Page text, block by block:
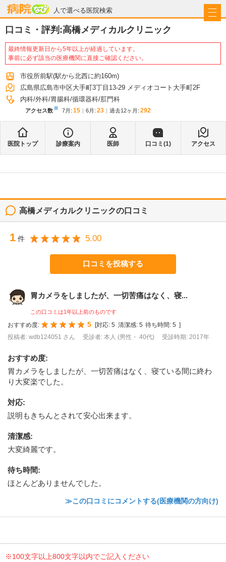
人で選べる医院検索
病院なび
口コミ・評判:高橋メディカルクリニック
最終情報更新日から5年以上が経過しています。
事前に必ず該当の医療機関に直接ご確認ください。
市役所前駅(駅から北西に約160m)
広島県広島市中区大手町3丁目13-29 メディオコート大手町2F
内科 外科 胃腸科 循環器科 肛門科
アクセス数※ 7月 : 15 6月 : 23 過去12ヶ月: 292
医院トップ 診療案内 医師 口コミ(1) アクセス
高橋メディカルクリニックの口コミ
1 件 5.00
口コミを投稿する
胃カメラをしましたが、一切苦痛はなく、寝...
この口コミは1年以上前のものです
おすすめ度: 5 [対応: 5 清潔感: 5 待ち時間: 5 ]
投稿者: wdb124051 さん
受診者: 本人 (男性・ 40代) 受診時期: 2017年
おすすめ度:
胃カメラをしましたが、一切苦痛はなく、寝ている間に終わ
り大変楽でした。
対応:
説明もきちんとされて安心出来ます。
清潔感:
大変綺麗です。
待ち時間:
ほとんどありませんでした。
≫この口コミにコメントする(医療機関の方向け)
※100文字以上800文字以内でご記入ください